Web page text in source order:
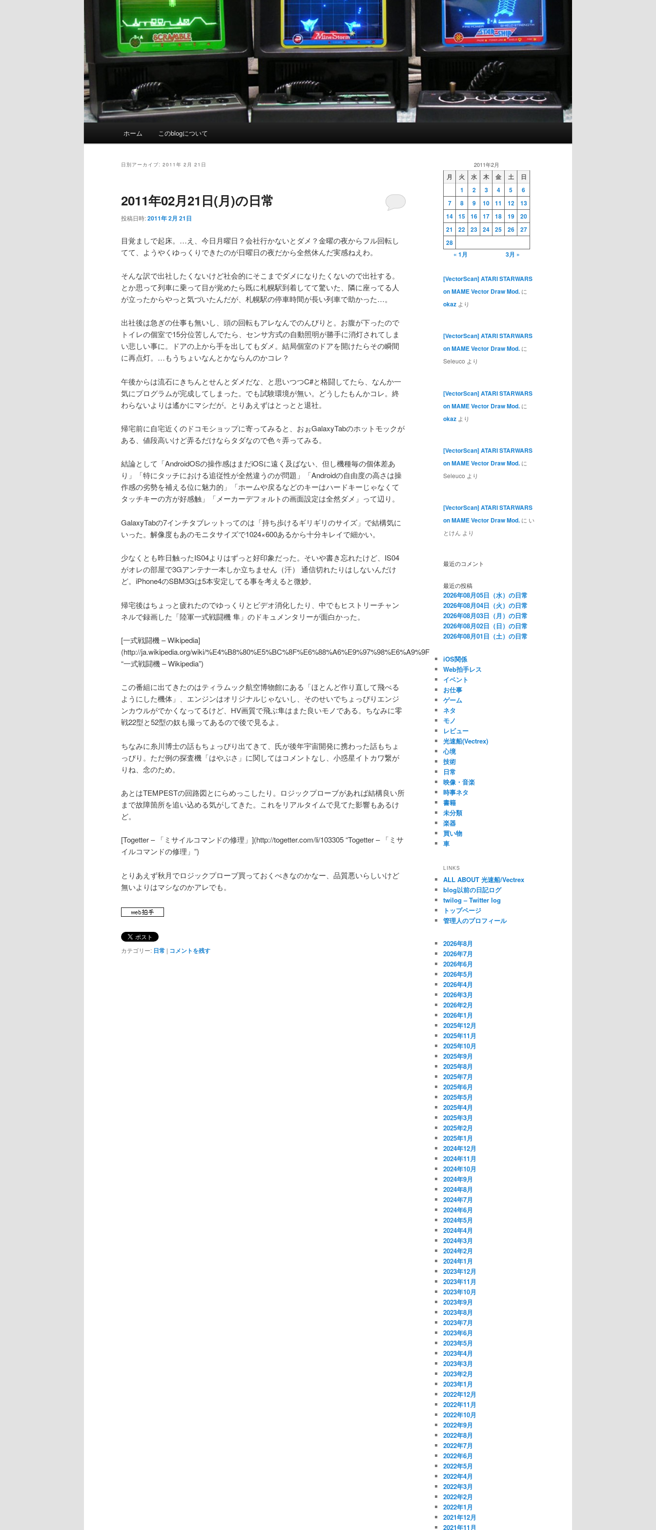
ホーム このblogについて
日別アーカイブ: 2011年 2月 21日
2011年02月21日(月)の日常
投稿日時:2011年 2月 21日
目覚ましで起床。…え、今日月曜日？会社行かないとダメ？金曜の夜からフル回転し
てて、ようやくゆっくりできたのが日曜日の夜だから全然休んだ実感ねえわ。
そんな訳で出社したくないけど社会的にそこまでダメになりたくないので出社する。
とか思って列車に乗って目が覚めたら既に札幌駅到着してて驚いた、隣に座ってる人
が立ったからやっと気づいたんだが、札幌駅の停車時間が長い列車で助かった…。
出社後は急ぎの仕事も無いし、頭の回転もアレなんでのんびりと。お腹が下ったので
トイレの個室で15分位苦しんでたら、センサ方式の自動照明が勝手に消灯されてしま
い悲しい事に。ドアの上から手を出してもダメ。結局個室のドアを開けたらその瞬間
に再点灯。…もうちょいなんとかならんのかコレ？
午後からは流石にきちんとせんとダメだな、と思いつつC#と格闘してたら、なんか一
気にプログラムが完成してしまった。でも試験環境が無い。どうしたもんかコレ。終
わらないよりは遙かにマシだが。とりあえずはとっとと退社。
帰宅前に自宅近くのドコモショップに寄ってみると、おぉGalaxyTabのホットモックが
ある、値段高いけど弄るだけならタダなので色々弄ってみる。
結論として「AndroidOSの操作感はまだiOSに遠く及ばない、但し機種毎の個体差あ
り」「特にタッチにおける追従性が全然違うのが問題」「Androidの自由度の高さは操
作感の劣勢を補える位に魅力的」「ホームや戻るなどのキーはハードキーじゃなくて
タッチキーの方が好感触」「メーカーデフォルトの画面設定は全然ダメ」って辺り。
GalaxyTabの7インチタブレットってのは「持ち歩けるギリギリのサイズ」で結構気に
いった。解像度もあのモニタサイズで1024×600あるから十分キレイで細かい。
少なくとも昨日触ったIS04よりはずっと好印象だった。そいや書き忘れたけど、IS04
がオレの部屋で3Gアンテナ一本しか立ちません（汗） 通信切れたりはしないんだけ
ど。iPhone4のSBM3Gは5本安定してる事を考えると微妙。
帰宅後はちょっと疲れたのでゆっくりとビデオ消化したり、中でもヒストリーチャン
ネルで録画した「陸軍一式戦闘機 隼」のドキュメンタリーが面白かった。
[一式戦闘機 – Wikipedia]
(http://ja.wikipedia.org/wiki/%E4%B8%80%E5%BC%8F%E6%88%A6%E9%97%98%E6%A9%9F
“一式戦闘機 – Wikipedia”)
この番組に出てきたのはティラムック航空博物館にある「ほとんど作り直して飛べる
ようにした機体」、エンジンはオリジナルじゃないし、そのせいでちょっぴりエンジ
ンカウルがでかくなってるけど、HV画質で飛ぶ隼はまた良いモノである。ちなみに零
戦22型と52型の奴も撮ってあるので後で見るよ。
ちなみに糸川博士の話もちょっぴり出てきて、氏が後年宇宙開発に携わった話もちょ
っぴり。ただ例の探査機「はやぶさ」に関してはコメントなし、小惑星イトカワ繋が
りね、念のため。
あとはTEMPESTの回路図とにらめっこしたり。ロジックプローブがあれば結構良い所
まで故障箇所を追い込める気がしてきた。これをリアルタイムで見てた影響もあるけ
ど。
[Togetter – 「ミサイルコマンドの修理」](http://togetter.com/li/103305 “Togetter – 「ミサ
イルコマンドの修理」”)
とりあえず秋月でロジックプローブ買っておくべきなのかなー、品質悪いらしいけど
無いよりはマシなのかアレでも。
カテゴリー: 日常 | コメントを残す
2011年2月
月 火 水 木 金 土
日
1
2 3 4 5
6
7
8 9 10 11 12
13
14
15 16 17 18 19
20
21
22 23 24 25 26
27
28
« 1月
3月 »
[VectorScan] ATARI STARWARS
on MAME Vector Draw Mod. に
okaz より
[VectorScan] ATARI STARWARS
on MAME Vector Draw Mod. に
Seleuco より
[VectorScan] ATARI STARWARS
on MAME Vector Draw Mod. に
okaz より
[VectorScan] ATARI STARWARS
on MAME Vector Draw Mod. に
Seleuco より
[VectorScan] ATARI STARWARS
on MAME Vector Draw Mod. に い
とけん より
最近のコメント
最近の投稿
2026年08月05日（水）の日常
2026年08月04日（火）の日常
2026年08月03日（月）の日常
2026年08月02日（日）の日常
2026年08月01日（土）の日常
iOS関係
Web拍手レス
イベント
お仕事
ゲーム
ネタ
モノ
レビュー
光速船(Vectrex)
心境
技術
日常
映像・音楽
時事ネタ
書籍
未分類
楽器
買い物
車
LINKS
ALL ABOUT 光速船/Vectrex
blog以前の日記ログ
twilog – Twitter log
トップページ
管理人のプロフィール
2026年8月
2026年7月
2026年6月
2026年5月
2026年4月
2026年3月
2026年2月
2026年1月
2025年12月
2025年11月
2025年10月
2025年9月
2025年8月
2025年7月
2025年6月
2025年5月
2025年4月
2025年3月
2025年2月
2025年1月
2024年12月
2024年11月
2024年10月
2024年9月
2024年8月
2024年7月
2024年6月
2024年5月
2024年4月
2024年3月
2024年2月
2024年1月
2023年12月
2023年11月
2023年10月
2023年9月
2023年8月
2023年7月
2023年6月
2023年5月
2023年4月
2023年3月
2023年2月
2023年1月
2022年12月
2022年11月
2022年10月
2022年9月
2022年8月
2022年7月
2022年6月
2022年5月
2022年4月
2022年3月
2022年2月
2022年1月
2021年12月
2021年11月